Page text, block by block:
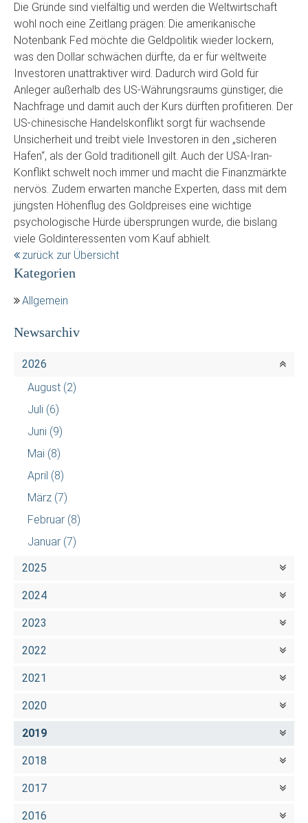
Die Gründe sind vielfältig und werden die Weltwirtschaft
wohl noch eine Zeitlang prägen: Die amerikanische
Notenbank Fed möchte die Geldpolitik wieder lockern,
was den Dollar schwächen dürfte, da er für weltweite
Investoren unattraktiver wird. Dadurch wird Gold für
Anleger außerhalb des US-Währungsraums günstiger, die
Nachfrage und damit auch der Kurs dürften profitieren. Der
US-chinesische Handelskonflikt sorgt für wachsende
Unsicherheit und treibt viele Investoren in den „sicheren
Hafen“, als der Gold traditionell gilt. Auch der USA-Iran-
Konflikt schwelt noch immer und macht die Finanzmärkte
nervös. Zudem erwarten manche Experten, dass mit dem
jüngsten Höhenflug des Goldpreises eine wichtige
psychologische Hürde übersprungen wurde, die bislang
viele Goldinteressenten vom Kauf abhielt.
zurück zur Übersicht
Kategorien
Allgemein
Newsarchiv
2026
August (2)
Juli (6)
Juni (9)
Mai (8)
April (8)
März (7)
Februar (8)
Januar (7)
2025
2024
2023
2022
2021
2020
2019
2018
2017
2016